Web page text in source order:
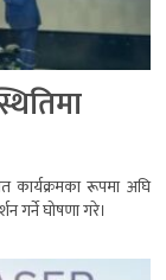
कार्यक्रमका रूपमा अघि
गर्ने घोषणा गरे।